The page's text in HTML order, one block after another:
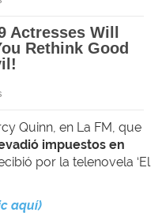
Quinn, en La FM, que
impuestos en
por la telenovela ‘El
aquí)